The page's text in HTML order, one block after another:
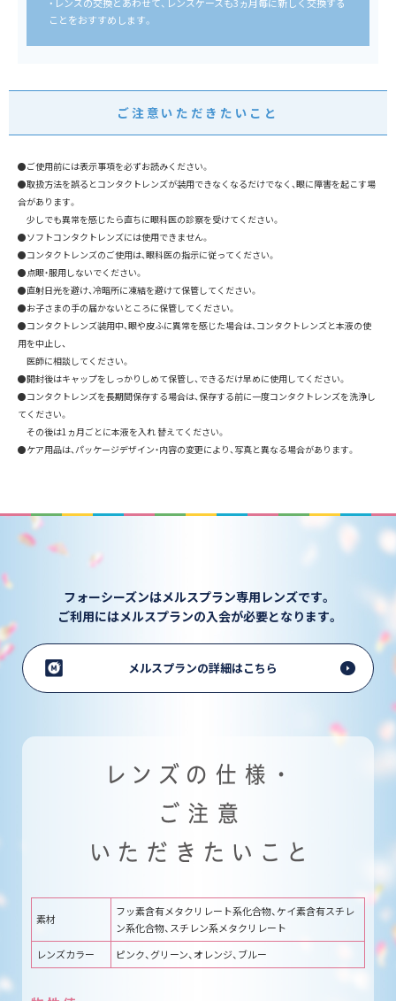
ことをおすすめします。
ご注意いただきたいこと
●ご使用前には表示事項を必ずお読みください。
●取扱方法を誤るとコンタクトレンズが装用できなくなるだけでなく、眼に障害を起こす場
合があります。
少しでも異常を感じたら直ちに眼科医の診察を受けてください。
●ソフトコンタクトレンズには使用できません。
●コンタクトレンズのご使用は、眼科医の指示に従ってください。
●点眼・服用しないでください。
●直射日光を避け、冷暗所に凍結を避けて保管してください。
●お子さまの手の届かないところに保管してください。
●コンタクトレンズ装用中、眼や皮ふに異常を感じた場合は、コンタクトレンズと本液の使
用を中止し、
医師に相談してください。
●開封後はキャップをしっかりしめて保管し、できるだけ早めに使用してください。
●コンタクトレンズを長期間保存する場合は、保存する前に一度コンタクトレンズを洗浄し
てください。
その後は1ヵ月ごとに本液を入れ 替えてください。
●ケア用品は、パッケージデザイン・内容の変更により、写真と異なる場合があります。
フォーシーズンはメルスプラン専用レンズです。
ご利用にはメルスプランの入会が必要となります。
メルスプランの詳細はこちら
素材
フッ素含有メタクリレート系化合物、ケイ素含有スチレ
ン系化合物、スチレン系メタクリレート
レンズカラー
ピンク、グリーン、オレンジ、ブルー